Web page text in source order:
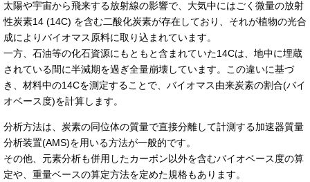
太陽や宇宙から飛来する放射線の影響で、大気中にはごく微量の放射
性炭素14 (14C) を含む二酸化炭素が存在しており、それが植物の光合
成によりバイオマス原料に取り込まれています。
一方、石油等の化石資源にもともと含まれていた14Cは、地中に埋蔵
されている間に半減期を過ぎ全量崩壊しています。この違いに基づ
き、材料中の14Cを測定することで、バイオマス由来炭素の割合(バイ
オベース度)を計算します。
分析方法は、炭素の同位体の質量で直接分離して計測する加速器質量
分析装置(AMS)を用いる方法が一般的です。
その他、元素分析も併用したカーボン以外を含むバイオベース度の算
定や、重量ベースの算定方法を定めた規格もあります。